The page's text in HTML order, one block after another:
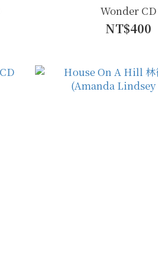
Wonder CD
NT$400